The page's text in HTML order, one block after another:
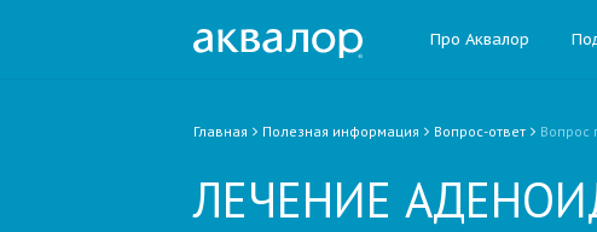
Про Аквалор
Главная Полезная информация Вопрос-ответ Вопрос
ЛЕЧЕНИЕ